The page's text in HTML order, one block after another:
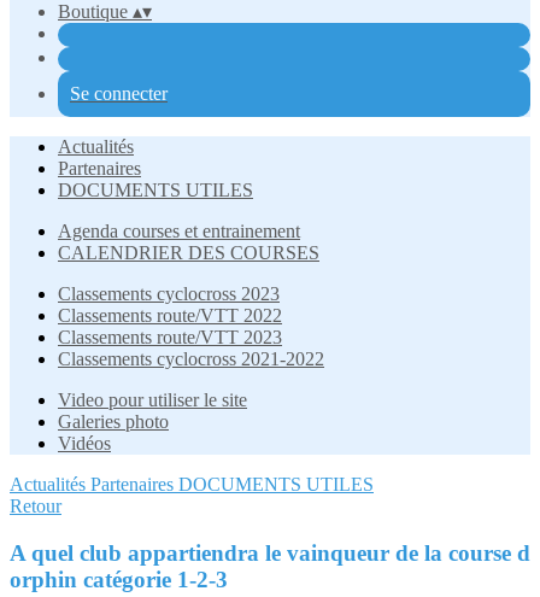
Boutique ▴▾
Se connecter
Actualités
Partenaires
DOCUMENTS UTILES
Agenda courses et entrainement
CALENDRIER DES COURSES
Classements cyclocross 2023
Classements route/VTT 2022
Classements route/VTT 2023
Classements cyclocross 2021-2022
Video pour utiliser le site
Galeries photo
Vidéos
Actualités Partenaires DOCUMENTS UTILES
Retour
A quel club appartiendra le vainqueur de la course d
orphin catégorie 1-2-3